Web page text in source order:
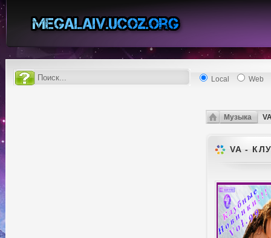
Local Web
Музыка
VA -